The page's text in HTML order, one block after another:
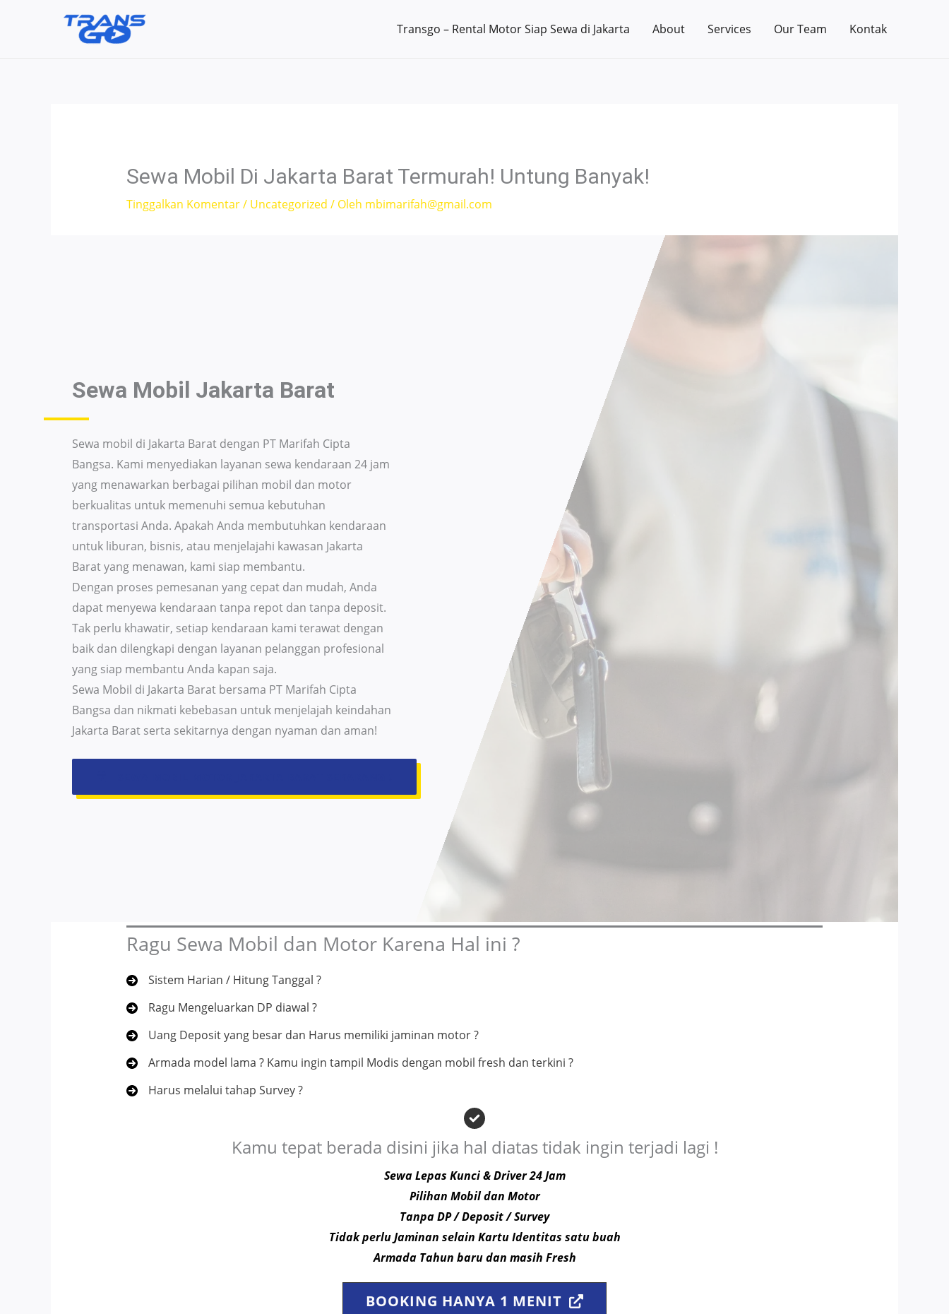
Transgo – Rental Motor Siap Sewa di Jakarta About Services Our Team Kontak
Sewa Mobil Di Jakarta Barat Termurah! Untung Banyak!
Tinggalkan Komentar/ Uncategorized / Oleh mbimarifah@gmail.com
Sewa Mobil Jakarta Barat
Sewa mobil di Jakarta Barat dengan PT Marifah Cipta
Bangsa. Kami menyediakan layanan sewa kendaraan 24 jam
yang menawarkan berbagai pilihan mobil dan motor
berkualitas untuk memenuhi semua kebutuhan
transportasi Anda. Apakah Anda membutuhkan kendaraan
untuk liburan, bisnis, atau menjelajahi kawasan Jakarta
Barat yang menawan, kami siap membantu.
Dengan proses pemesanan yang cepat dan mudah, Anda
dapat menyewa kendaraan tanpa repot dan tanpa deposit.
Tak perlu khawatir, setiap kendaraan kami terawat dengan
baik dan dilengkapi dengan layanan pelanggan profesional
yang siap membantu Anda kapan saja.
Sewa Mobil di Jakarta Barat bersama PT Marifah Cipta
Bangsa dan nikmati kebebasan untuk menjelajah keindahan
Jakarta Barat serta sekitarnya dengan nyaman dan aman!
Ragu Sewa Mobil dan Motor Karena Hal ini ?
Sistem Harian / Hitung Tanggal ?
Ragu Mengeluarkan DP diawal ?
Uang Deposit yang besar dan Harus memiliki jaminan motor ?
Armada model lama ? Kamu ingin tampil Modis dengan mobil fresh dan terkini ?
Harus melalui tahap Survey ?
Kamu tepat berada disini jika hal diatas tidak ingin terjadi lagi !
Sewa Lepas Kunci & Driver 24 Jam
Pilihan Mobil dan Motor
Tanpa DP / Deposit / Survey
Tidak perlu Jaminan selain Kartu Identitas satu buah
Armada Tahun baru dan masih Fresh
BOOKING HANYA 1 MENIT